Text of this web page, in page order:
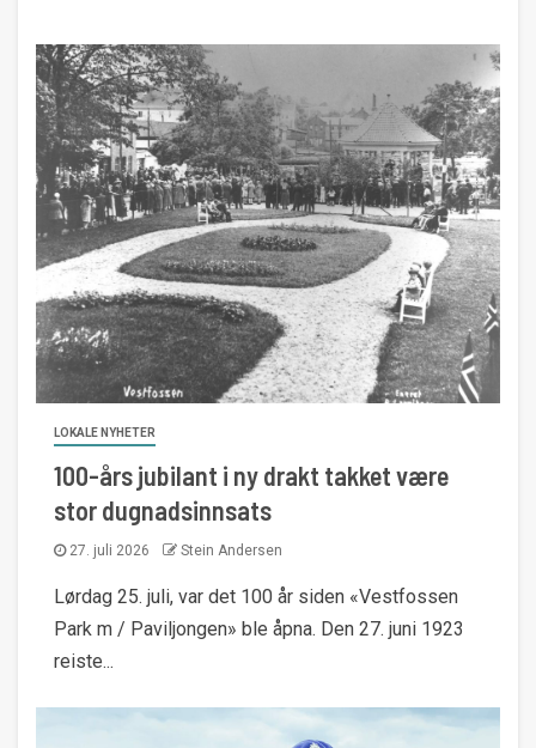
LOKALE NYHETER
100-års jubilant i ny drakt takket være
stor dugnadsinnsats
27. juli 2026 Stein Andersen
Lørdag 25. juli, var det 100 år siden «Vestfossen
Park m / Paviljongen» ble åpna. Den 27. juni 1923
reiste...